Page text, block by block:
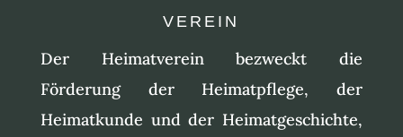
VEREIN
Der Heimatverein bezweckt die
Förderung der Heimatpflege, der
Heimatkunde und der Heimatgeschichte,